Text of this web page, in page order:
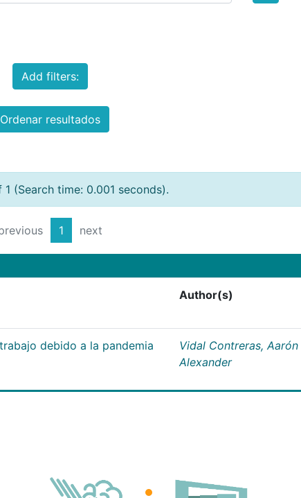
Add filters:
Ordenar resultados
1 (Search time: 0.001 seconds).
1 next
Author(s)
debido a la pandemia
Vidal Contreras, Aarón
Alexander